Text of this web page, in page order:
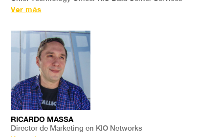
Ver más
RICARDO MASSA
Director de Marketing en KIO Networks